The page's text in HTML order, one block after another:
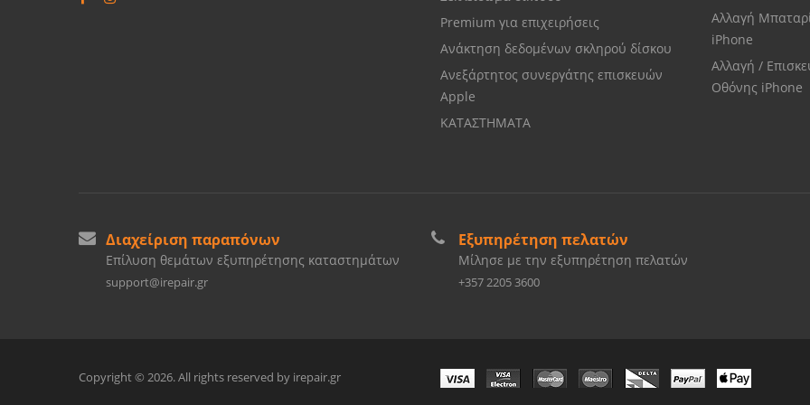
Premium για επιχειρήσεις
Ανάκτηση δεδομένων σκληρού δίσκου
Ανεξάρτητος συνεργάτης επισκευών
Apple
ΚΑΤΑΣΤΗΜΑΤΑ
Αλλαγή
iPhone
Αλλαγή /
Οθόνης iPhone
Διαχείριση παραπόνων
Επίλυση θεμάτων εξυπηρέτησης καταστημάτων
support@irepair.gr
Εξυπηρέτηση πελατών
Μίλησε με την εξυπηρέτηση πελατών
+357 2205 3600
Copyright © 2026. All rights reserved by irepair.gr